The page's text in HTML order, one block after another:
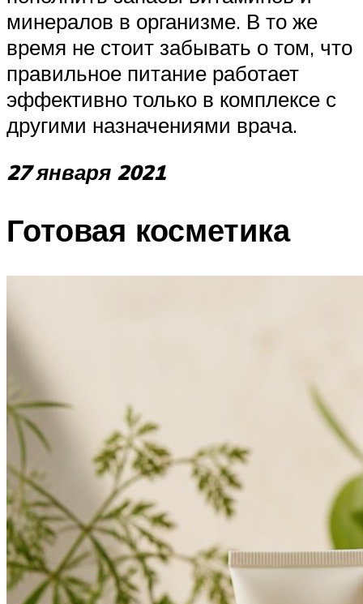
минералов в организме. В то же
время не стоит забывать о том, что
правильное питание работает
эффективно только в комплексе с
другими назначениями врача.
27 января 2021
Готовая косметика